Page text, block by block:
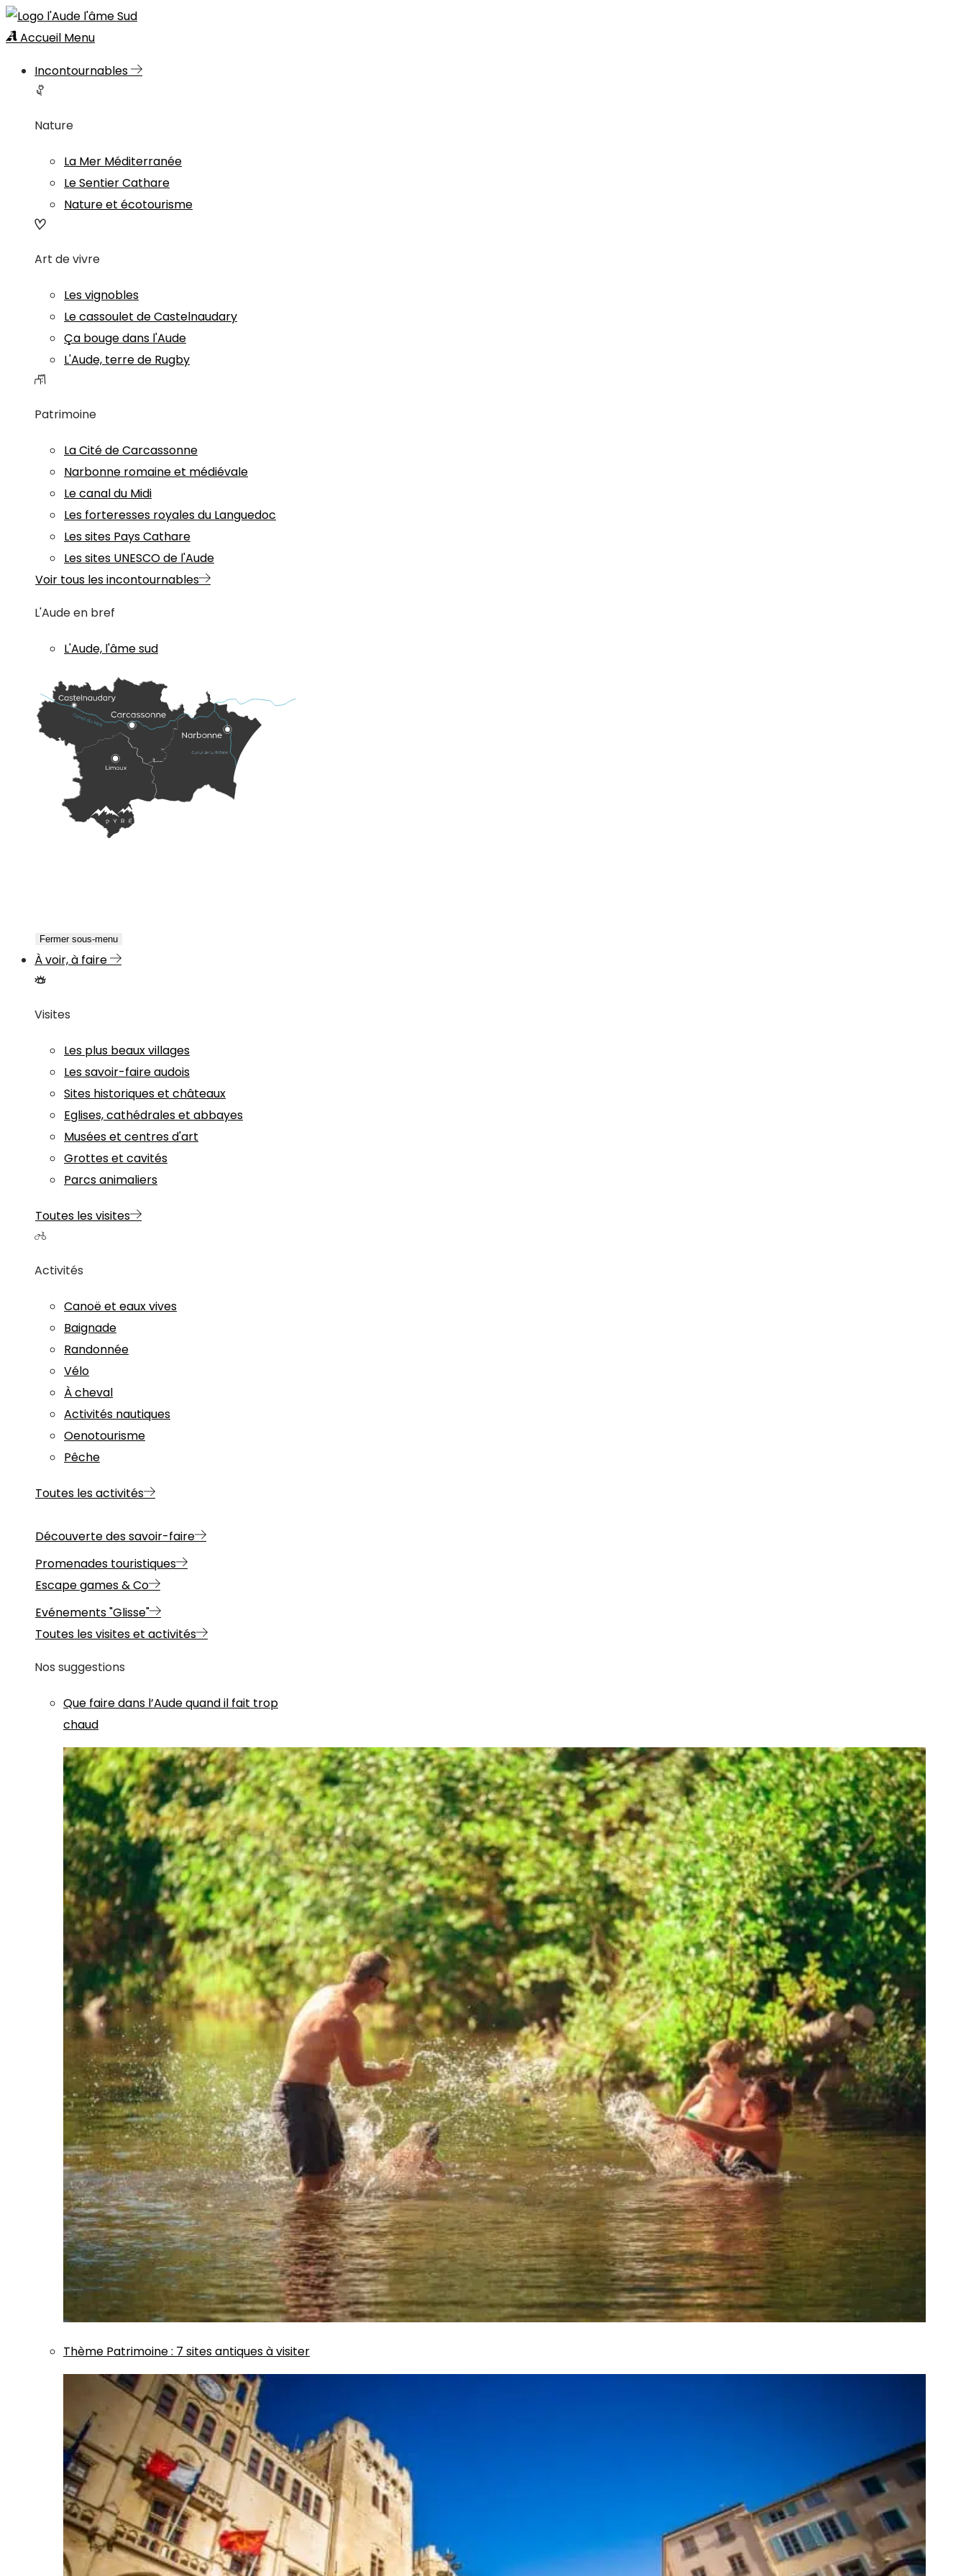
Accueil Menu
Incontournables
Nature
La Mer Méditerranée
Le Sentier Cathare
Nature et écotourisme
Art de vivre
Les vignobles
Le cassoulet de Castelnaudary
Ça bouge dans l'Aude
L'Aude, terre de Rugby
Patrimoine
La Cité de Carcassonne
Narbonne romaine et médiévale
Le canal du Midi
Les forteresses royales du Languedoc
Les sites Pays Cathare
Les sites UNESCO de l'Aude
Voir tous les incontournables
L'Aude en bref
L'Aude, l'âme sud
Fermer sous-menu
À voir, à faire
Visites
Les plus beaux villages
Les savoir-faire audois
Sites historiques et châteaux
Eglises, cathédrales et abbayes
Musées et centres d'art
Grottes et cavités
Parcs animaliers
Toutes les visites
Activités
Canoë et eaux vives
Baignade
Randonnée
Vélo
À cheval
Activités nautiques
Oenotourisme
Pêche
Toutes les activités
Découverte des savoir-faire
Promenades touristiques
Escape games & Co
Evénements "Glisse"
Toutes les visites et activités
Nos suggestions
Que faire dans l’Aude quand il fait trop
chaud
Thème Patrimoine: 7 sites antiques à visiter